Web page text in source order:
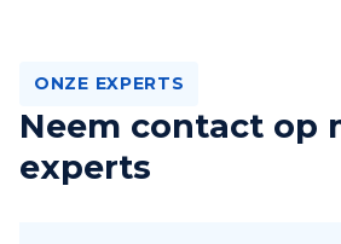
ONZE EXPERTS
Neem contact op
experts